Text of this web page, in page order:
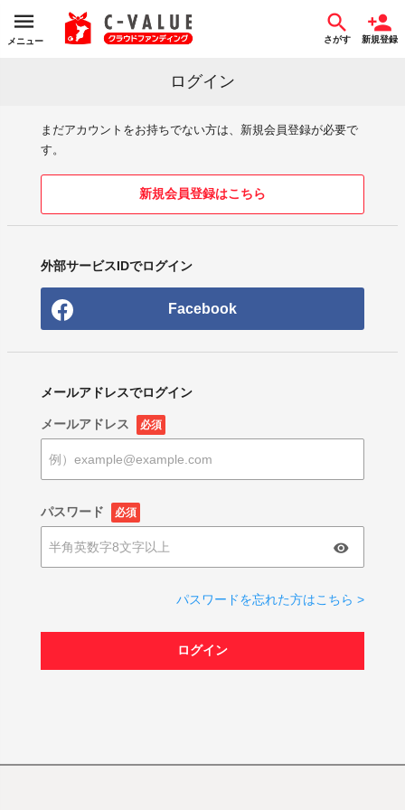
メニュー さがす 新規登録
ログイン
まだアカウントをお持ちでない方は、新規会員登録が必要で
す。
新規会員登録はこちら
外部サービスIDでログイン
Facebook
メールアドレスでログイン
メールアドレス 必須
パスワード 必須
パスワードを忘れた方はこちら >
ログイン